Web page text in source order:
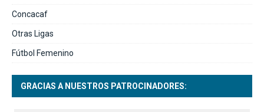
Concacaf
Otras Ligas
Fútbol Femenino
GRACIAS A NUESTROS PATROCINADORES: